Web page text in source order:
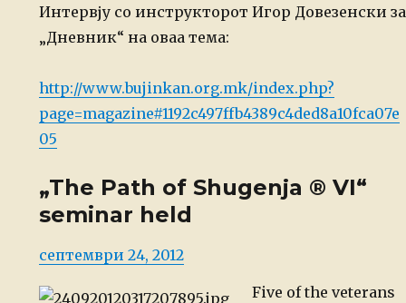
Интервју со инструкторот Игор Довезенски за
„Дневник“ на оваа тема:
http://www.bujinkan.org.mk/index.php?
page=magazine#1192c497ffb4389c4ded8a10fca07e
05
„The Path of Shugenja ® VI“
seminar held
Posted
септември 24, 2012
Five of the veterans